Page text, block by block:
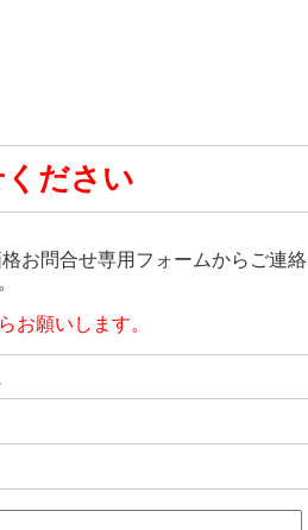
ださい
お問合せ専用フォームからご連絡
お願いします。